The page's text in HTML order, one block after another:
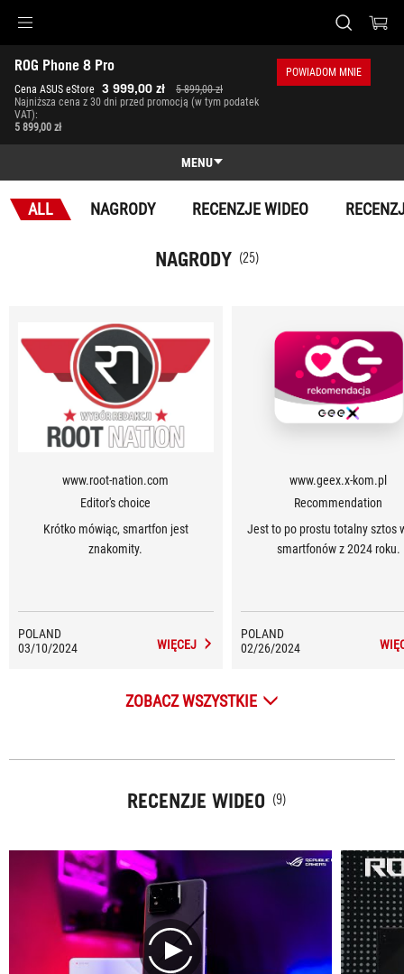
Accessibility links
Skip to content
Accessibility Help
Skip to Menu
ASUS Footer
ROG Phone 8 Pro
-
Nagrody
Cena ASUS eStore 3 999,00 zł
5 899,00 zł
Najniższa cena z 30 dni przed promocją (w tym podatek
VAT):
5 899,00 zł
POWIADOM MNIE
MENU
Funkcje
Gdzie kupić
Wsparcie klienta
ALL NAGRODY RECENZJE WIDEO
NAGRODY (25)
www.root-nation.com
Editor's choice
Krótko mówiąc, smartfon jest
znakomity.
POLAND
03/10/2024
WIĘCEJ
www.geex.x-kom.pl
Recommendation
Jest to po prostu totalny sztos
smartfonów z 2024 roku.
POLAND
02/26/2024
ZOBACZ WSZYSTKIE
RECENZJE WIDEO (9)
play